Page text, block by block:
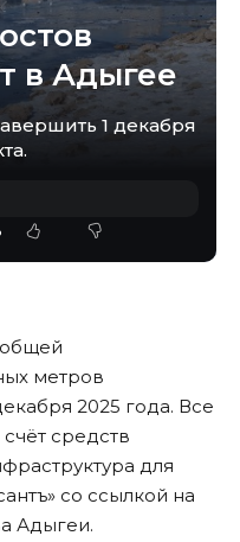
в Адыгее
1 декабря
метров
2025 года. Все
средств
для
со ссылкой на
Адыгеи.